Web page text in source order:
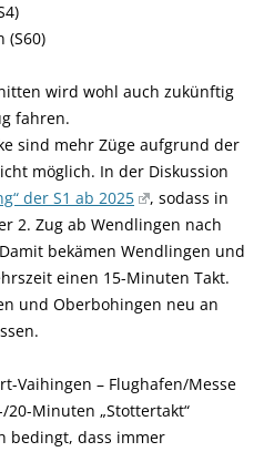
(S60)
wird wohl auch zukünftig
fahren.
sind mehr Züge aufgrund der
möglich. In der Diskussion
der S1 ab 2025
, sodass in
2. Zug ab Wendlingen nach
bekämen Wendlingen und
einen 15-Minuten Takt.
und Oberbohingen neu an
Vaihingen – Flughafen/Messe
Minuten „Stottertakt“
bedingt, dass immer